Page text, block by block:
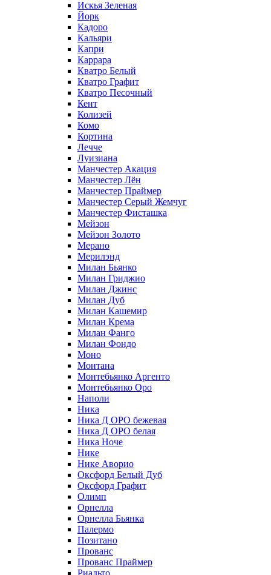
Искья Зеленая
Йорк
Кадоро
Кальяри
Капри
Каррара
Кватро Белый
Кватро Графит
Кватро Песочный
Кент
Колизей
Комо
Кортина
Лечче
Луизиана
Манчестер Акация
Манчестер Лён
Манчестер Праймер
Манчестер Серый Жемчуг
Манчестер Фисташка
Мейзон
Мейзон Золото
Мерано
Мерилэнд
Милан Бьянко
Милан Гриджио
Милан Джинс
Милан Дуб
Милан Кашемир
Милан Крема
Милан Фанго
Милан Фондо
Моно
Монтана
Монтебьянко Аргенто
Монтебьянко Оро
Наполи
Ника
Ника Д ОРО бежевая
Ника Д ОРО белая
Ника Ноче
Нике
Нике Аворио
Оксфорд Белый Дуб
Оксфорд Графит
Олимп
Орнелла
Орнелла Бьянка
Палермо
Позитано
Прованс
Прованс Праймер
Риальто